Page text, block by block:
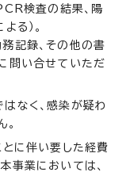
検査の結果、陽
る）。
記録、その他の書
問い合せていただ
なく、感染が疑わ
とに伴い要した経費
事業においては、